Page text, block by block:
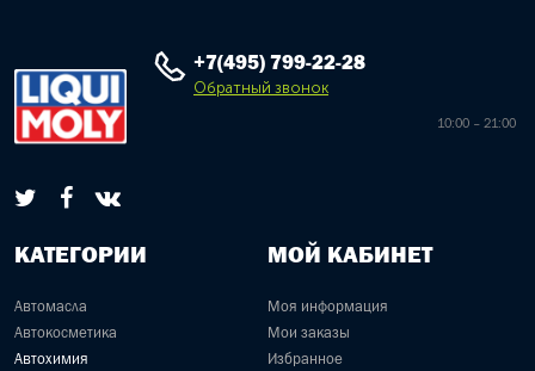
+7(495) 799-22-28
Обратный звонок
10:00 – 21:00
КАТЕГОРИИ
Автомасла
Автокосметика
Автохимия
МОЙ КАБИНЕТ
Моя информация
Мои заказы
Избранное